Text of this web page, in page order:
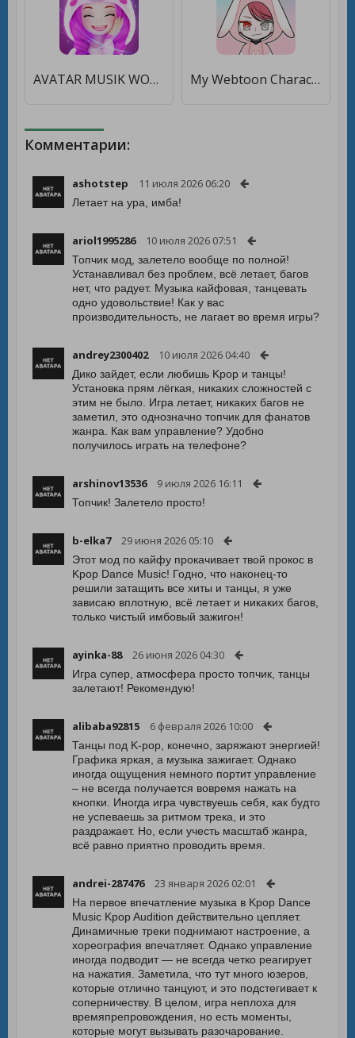
AVATAR MUSIK WORLD - Music and Dance Game [Мод меню] My Webtoon Character:Kpop IDOL [Бесплатные покупки]
Комментарии:
ashotstep 11 июля 2026 06:20
Летает на ура, имба!
ariol1995286 10 июля 2026 07:51
Топчик мод, залетело вообще по полной!
Устанавливал без проблем, всё летает, багов
нет, что радует. Музыка кайфовая, танцевать
одно удовольствие! Как у вас
производительность, не лагает во время игры?
andrey2300402 10 июля 2026 04:40
Дико зайдет, если любишь Kpop и танцы!
Установка прям лёгкая, никаких сложностей с
этим не было. Игра летает, никаких багов не
заметил, это однозначно топчик для фанатов
жанра. Как вам управление? Удобно
получилось играть на телефоне?
arshinov13536 9 июля 2026 16:11
Топчик! Залетело просто!
b-elka7 29 июня 2026 05:10
Этот мод по кайфу прокачивает твой прокос в
Kpop Dance Music! Годно, что наконец-то
решили затащить все хиты и танцы, я уже
зависаю вплотную, всё летает и никаких багов,
только чистый имбовый зажигон!
ayinka-88 26 июня 2026 04:30
Игра супер, атмосфера просто топчик, танцы
залетают! Рекомендую!
alibaba92815 6 февраля 2026 10:00
Танцы под K-pop, конечно, заряжают энергией!
Графика яркая, а музыка зажигает. Однако
иногда ощущения немного портит управление
– не всегда получается вовремя нажать на
кнопки. Иногда игра чувствуешь себя, как будто
не успеваешь за ритмом трека, и это
раздражает. Но, если учесть масштаб жанра,
всё равно приятно проводить время.
andrei-287476 23 января 2026 02:01
На первое впечатление музыка в Kpop Dance
Music Kpop Audition действительно цепляет.
Динамичные треки поднимают настроение, а
хореография впечатляет. Однако управление
иногда подводит — не всегда четко реагирует
на нажатия. Заметила, что тут много юзеров,
которые отлично танцуют, и это подстегивает к
соперничеству. В целом, игра неплоха для
времяпрепровождения, но есть моменты,
которые могут вызывать разочарование.